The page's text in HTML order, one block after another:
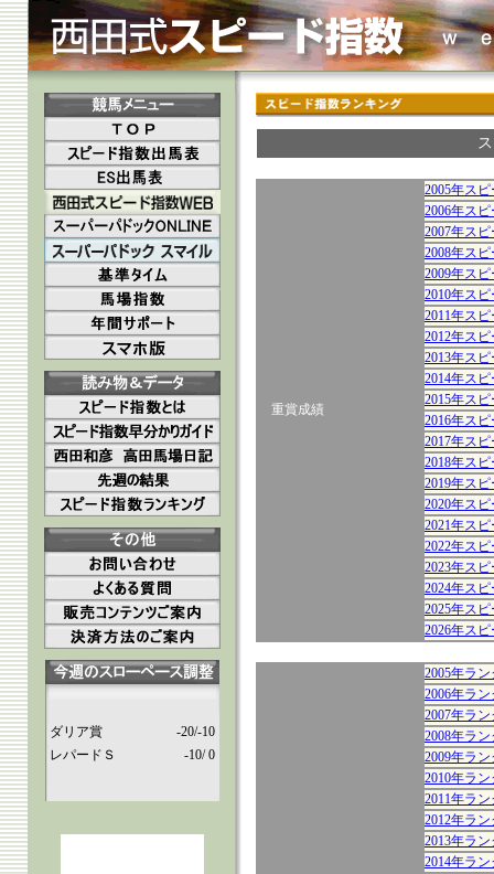
ダリア賞
-20/-10
レパードＳ
-10/ 0
重賞成績
2005年ス
2006年ス
2007年ス
2008年ス
2009年ス
2010年ス
2011年ス
2012年ス
2013年ス
2014年ス
2015年ス
2016年ス
2017年ス
2018年ス
2019年ス
2020年ス
2021年ス
2022年ス
2023年ス
2024年ス
2025年ス
2026年ス
2005年ラ
2006年ラ
2007年ラ
2008年ラ
2009年ラ
2010年ラ
2011年ラ
2012年ラ
2013年ラ
2014年ラ